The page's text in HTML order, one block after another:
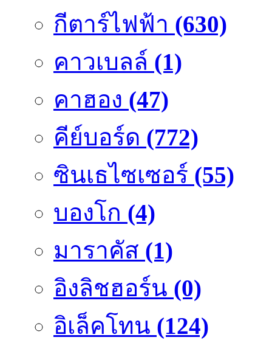
กีตาร์ไฟฟ้า (630)
คาวเบลล์ (1)
คาฮอง (47)
คีย์บอร์ด (772)
ซินเธไซเซอร์ (55)
บองโก (4)
มาราคัส (1)
อิงลิชฮอร์น (0)
อิเล็คโทน (124)